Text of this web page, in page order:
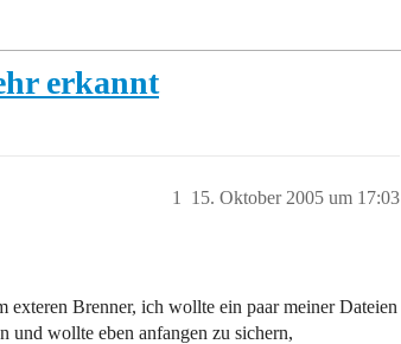
erkannt
15. Oktober 2005 um 17:03
1
Brenner, ich wollte ein paar meiner Dateien
und wollte eben anfangen zu sichern,